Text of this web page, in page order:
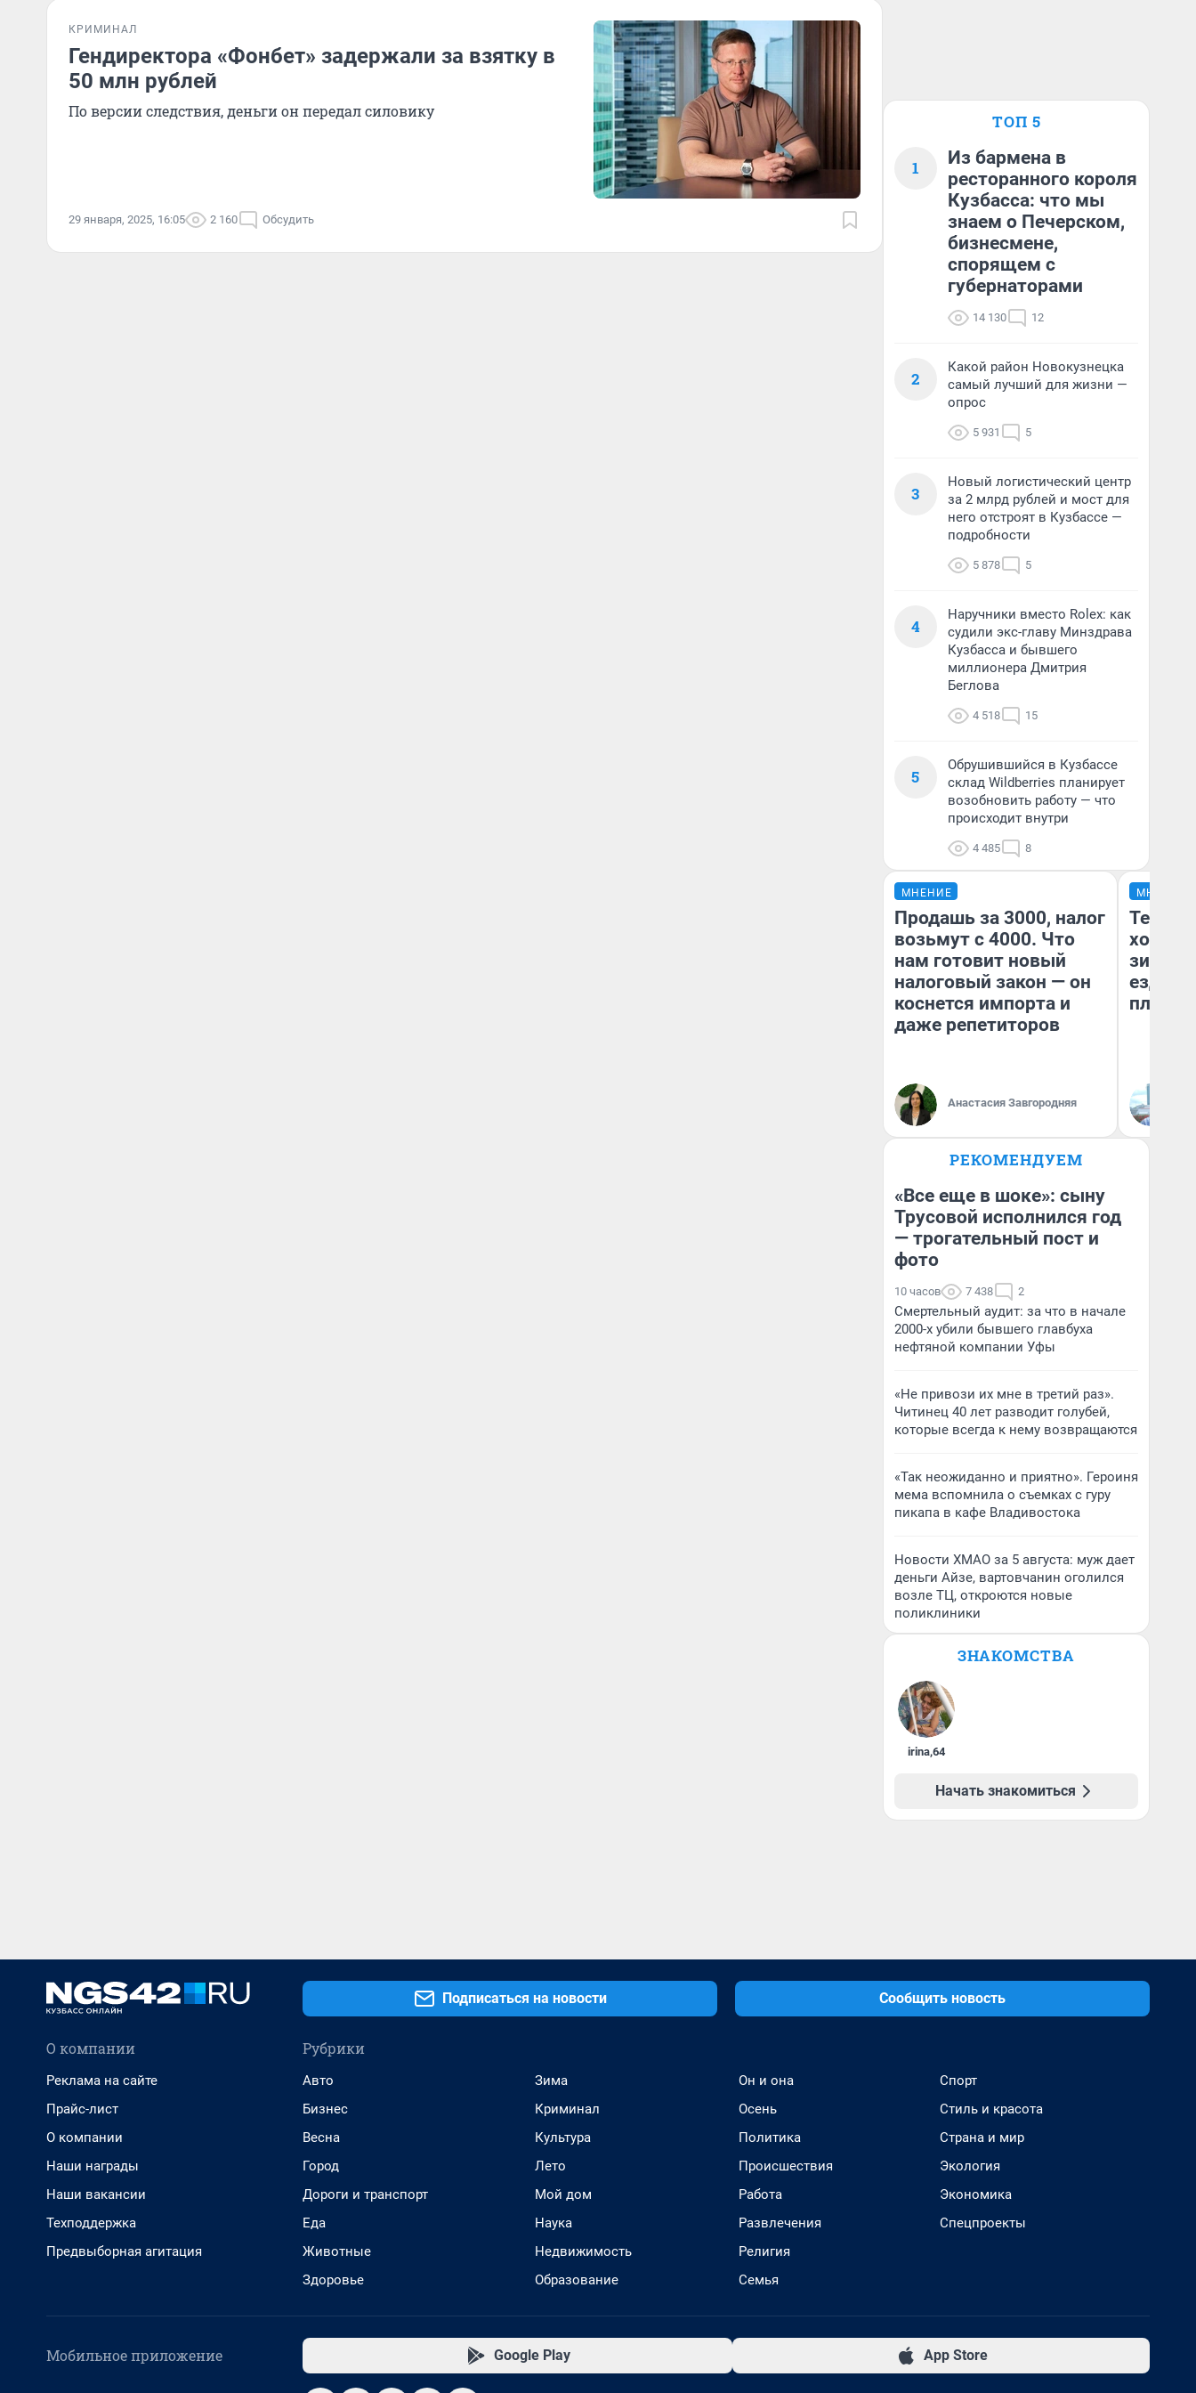
КРИМИНАЛ
Гендиректора «Фонбет» задержали за взятку в
50 млн рублей
По версии следствия, деньги он передал силовику
29 января, 2025, 16:05 2 160 Обсудить
ТОП 5
1
Из бармена в
ресторанного короля
Кузбасса: что мы
знаем о Печерском,
бизнесмене,
спорящем с
губернаторами
14 130 12
2
Какой район Новокузнецка
самый лучший для жизни —
опрос
5 931 5
3
Новый логистический центр
за 2 млрд рублей и мост для
него отстроят в Кузбассе —
подробности
5 878 5
4
Наручники вместо Rolex: как
судили экс-главу Минздрава
Кузбасса и бывшего
миллионера Дмитрия
Беглова
4 518 15
5
Обрушившийся в Кузбассе
склад Wildberries планирует
возобновить работу — что
происходит внутри
4 485 8
МНЕНИЕ
Продашь за 3000, налог
возьмут с 4000. Что
нам готовит новый
налоговый закон — он
коснется импорта и
даже репетиторов
Анастасия Завгородняя
МНЕНИЕ
Тепло
зимой.
ездит
плюсы
РЕКОМЕНДУЕМ
«Все еще в шоке»: сыну
Трусовой исполнился год
— трогательный пост и
фото
10 часов 7 438 2
Смертельный аудит: за что в начале
2000-х убили бывшего главбуха
нефтяной компании Уфы
«Не привози их мне в третий раз».
Читинец 40 лет разводит голубей,
которые всегда к нему возвращаются
«Так неожиданно и приятно». Героиня
мема вспомнила о съемках с гуру
пикапа в кафе Владивостока
Новости ХМАО за 5 августа: муж дает
деньги Айзе, вартовчанин оголился
возле ТЦ, откроются новые
поликлиники
ЗНАКОМСТВА
irina,64
Начать знакомиться
Подписаться на новости Сообщить новость
О компании
Реклама на сайте
Прайс-лист
О компании
Наши награды
Наши вакансии
Техподдержка
Предвыборная агитация
Рубрики
Авто
Бизнес
Весна
Город
Дороги и транспорт
Еда
Животные
Здоровье
Зима
Криминал
Культура
Лето
Мой дом
Наука
Недвижимость
Образование
Он и она
Осень
Политика
Происшествия
Работа
Развлечения
Религия
Семья
Спорт
Стиль и красота
Страна и мир
Экология
Экономика
Спецпроекты
Мобильное приложение Google Play App Store